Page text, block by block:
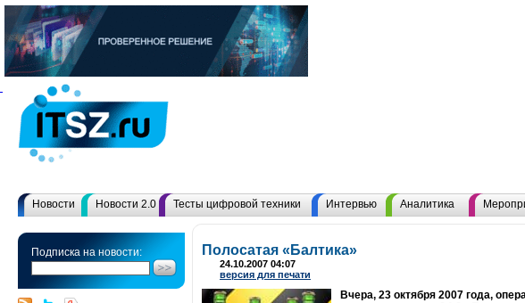
Новости Новости 2.0 Тесты цифровой техники Интервью Аналитика
Подписка на новости: Полосатая «Балтика»
24.10.2007 04:07
версия для печати
Вчера, 23 октября 2007 года,